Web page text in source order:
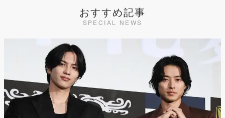
おすすめ記事
SPECIAL NEWS